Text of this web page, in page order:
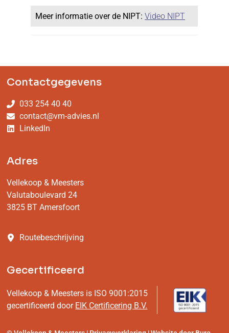
Meer informatie over de NIPT: Video NIPT
Contactgegevens
033 254 40 40
contact@vm-advies.nl
LinkedIn
Adres
Vellekoop & Meesters
Valutaboulevard 24
3825 BT Amersfoort
Routebeschrijving
Gecertificeerd
Vellekoop & Meesters is ISO 9001:2015
gecertificeerd door EIK Certificering B.V.